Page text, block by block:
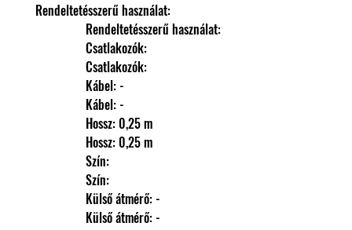
Rendeltetésszerű használat:
                Rendeltetésszerű használat:
                Csatlakozók:
                Csatlakozók:
                Kábel: -
                Kábel: -
                Hossz: 0,25 m
                Hossz: 0,25 m
                Szín:
                Szín:
                Külső átmérő: -
                Külső átmérő: -